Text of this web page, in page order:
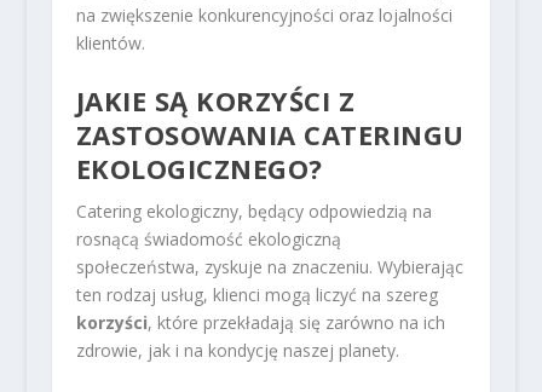
na zwiększenie konkurencyjności oraz lojalności
klientów.
JAKIE SĄ KORZYŚCI Z
ZASTOSOWANIA CATERINGU
EKOLOGICZNEGO?
Catering ekologiczny, będący odpowiedzią na
rosnącą świadomość ekologiczną
społeczeństwa, zyskuje na znaczeniu. Wybierając
ten rodzaj usług, klienci mogą liczyć na szereg
korzyści, które przekładają się zarówno na ich
zdrowie, jak i na kondycję naszej planety.